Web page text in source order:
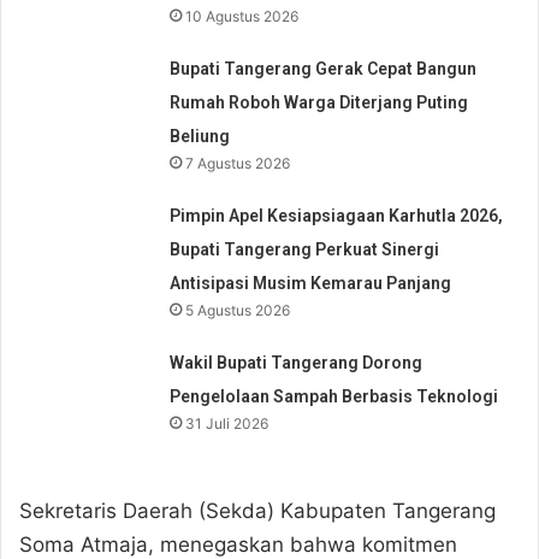
10 Agustus 2026
Bupati Tangerang Gerak Cepat Bangun
Rumah Roboh Warga Diterjang Puting
Beliung
7 Agustus 2026
Pimpin Apel Kesiapsiagaan Karhutla 2026,
Bupati Tangerang Perkuat Sinergi
Antisipasi Musim Kemarau Panjang
5 Agustus 2026
Wakil Bupati Tangerang Dorong
Pengelolaan Sampah Berbasis Teknologi
31 Juli 2026
Sekretaris Daerah (Sekda) Kabupaten Tangerang
Soma Atmaja, menegaskan bahwa komitmen